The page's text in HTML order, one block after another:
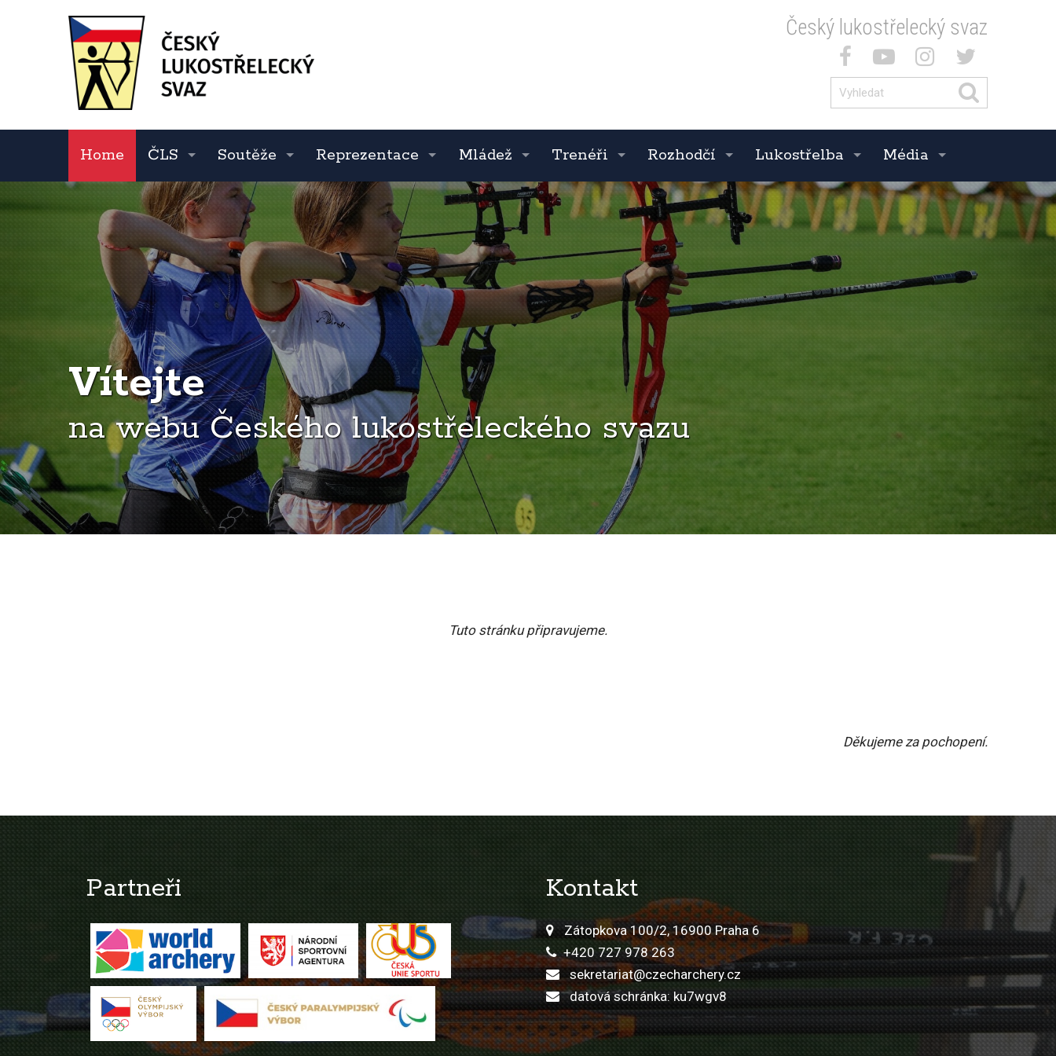
Český lukostřelecký svaz
Home ČLS Soutěže Reprezentace Mládež Trenéři Rozhodčí Lukostřelba Média
Vítejte
na webu Českého lukostřeleckého svazu
Tuto stránku připravujeme.
Děkujeme za pochopení.
Partneři Kontakt
Zátopkova 100/2, 16900 Praha 6
+420 727 978 263
sekretariat@czecharchery.cz
datová schránka: ku7wgv8